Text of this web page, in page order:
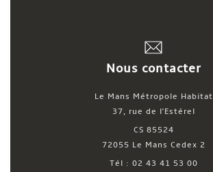
Nous contacter
Le Mans Métropole Habitat
37, rue de l'Estérel
CS 85524
72055 Le Mans Cedex 2
Tél : 02 43 41 53 00